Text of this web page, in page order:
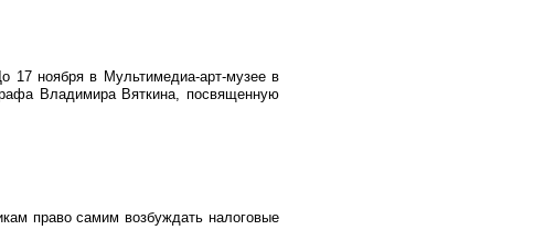
17 ноября в Мультимедиа-арт-музее в
Владимира Вяткина, посвященную
право самим возбуждать налоговые